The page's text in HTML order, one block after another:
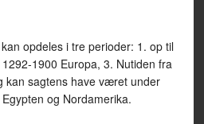
opdeles i tre perioder: 1. op til
1900 Europa, 3. Nutiden fra
kan sagtens have været under
og Nordamerika.